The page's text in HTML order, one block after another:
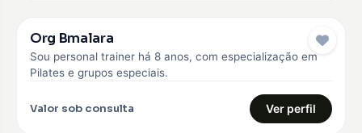
Org Bmalara
Sou personal trainer há 8 anos, com especialização em
Pilates e grupos especiais.
Valor sob consulta Ver perfil